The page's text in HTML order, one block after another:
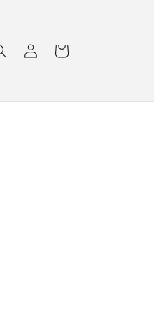
inn
Handlekurv